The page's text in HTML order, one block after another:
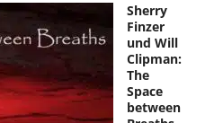
Sherry
Finzer
und Will
Clipman:
The
Space
between